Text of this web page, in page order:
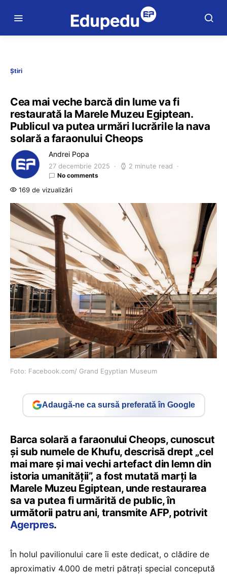
Știri
Cea mai veche barcă din lume va fi
restaurată la Marele Muzeu Egiptean.
Publicul va putea urmări lucrările la nava
solară a faraonului Cheops
Andrei Popa
27 decembrie 2025 2 minute read
No comments
169 de vizualizări
Foto: Facebook.com/ Grand Egyptian Museum
Adaugă-ne ca sursă preferată în Google
Barca solară a faraonului Cheops, cunoscut
și sub numele de Khufu, descrisă drept „cel
mai mare și mai vechi artefact din lemn din
istoria umanității”, a fost mutată marți la
Marele Muzeu Egiptean, unde restaurarea
sa va putea fi urmărită de public, în
următorii patru ani, transmite AFP, potrivit
Agerpres.
În holul pavilionului care îi este dedicat, o clădire de
aproximativ 4.000 de metri pătrați special concepută